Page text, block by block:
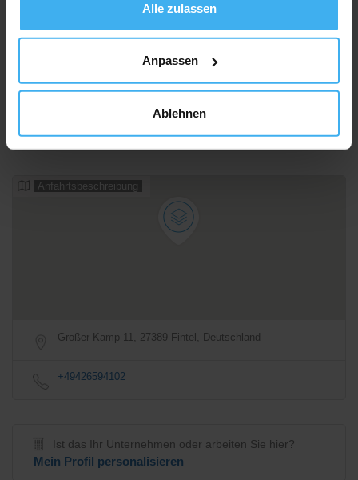
Alle zulassen
Anpassen
Ablehnen
Anfahrtsbeschreibung
Großer Kamp 11, 27389 Fintel, Deutschland
+49426594102
Ist das Ihr Unternehmen oder arbeiten Sie hier?
Mein Profil personalisieren